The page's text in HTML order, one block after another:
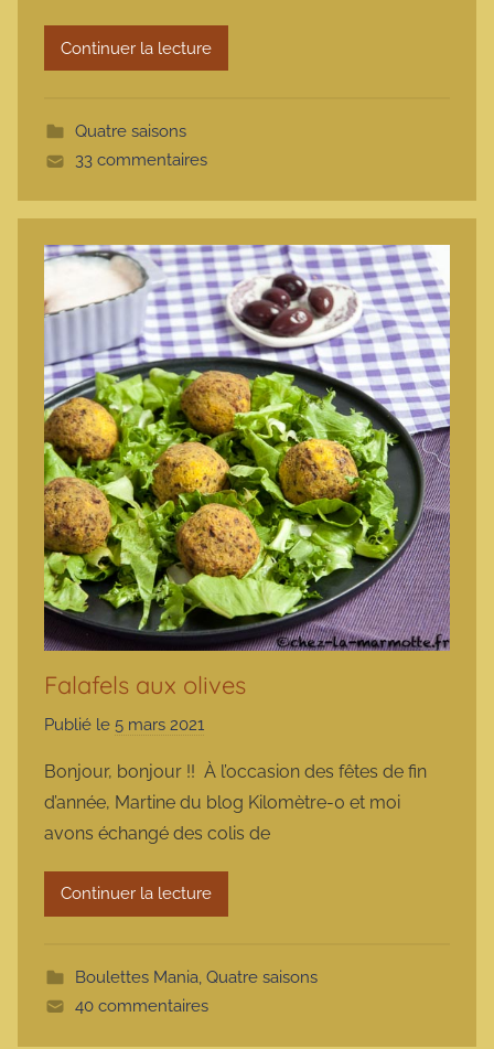
r
m
e
Continuer la lecture
Quatre saisons
33 commentaires
Falafels aux olives
Publié le 5 mars 2021
r
m
a
r
m
t
e
Bonjour, bonjour !! À l’occasion des fêtes de fin
d’année, Martine du blog Kilomètre-0 et moi
avons échangé des colis de
Continuer la lecture
Boulettes Mania, Quatre saisons
40 commentaires